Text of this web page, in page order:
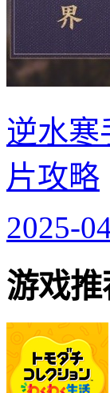
逆水寒
片攻略
2025-
游戏推